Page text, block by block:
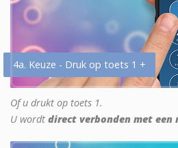
4a. Keuze - Druk op toets 1 +
Of u drukt op toets 1.
U wordt direct verbonden met een